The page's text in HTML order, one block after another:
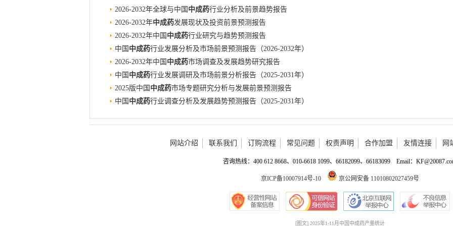
2026-2032年全球与中国 中成药行业分析及前景趋势报告
2026-2032年中成药发展现状及投资前景预测报告
2026-2032年中国 中成药行业研究与趋势预测报告
中国 中成药行业发展分析及市场前景预测报告（2026-2032年）
2026-2032年中国 中成药市场调查及发展趋势研究报告
中国 中成药行业发展调研及市场前景分析报告（2025-2031年）
2025版中国 中成药市场专题研究分析与发展前景预测报告
中国 中成药行业调查分析及发展趋势预测报告（2025-2031年）
网站介绍 联系我们 订购流程 常见问题 权责声明 合作加盟 友情连接 网
咨询热线：400 612 8668、010-6618 1099、66182099、66183099 Email：
京ICP备10007914号-10 京公网安备 11010802027459号
[图文] 2025年1-11月中国中成药产量统计